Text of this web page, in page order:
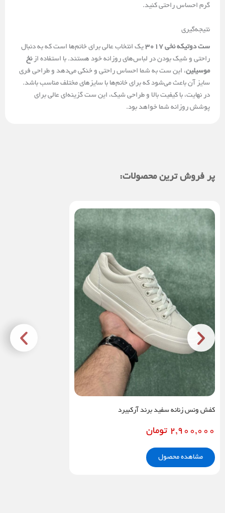
گرم احساس راحتی کنید.
نتیجه‌گیری
ست دوتیکه نخی 3017
یک انتخاب عالی برای خانم‌ها است که به دنبال
راحتی و شیک بودن در لباس‌های روزانه خود هستند. با استفاده ازنخ
موسیلین، این ست به شما احساس راحتی و خنکی می‌دهد و طراحی فری
سایز آن باعث می‌شود که برای خانم‌ها با سایزهای مختلف مناسب باشد.
در نهایت، با کیفیت بالا و طراحی شیک، این ست گزینه‌ای عالی برای
پوشش روزانه شما خواهد بود.
پر فروش ترین محصولات:
کفش ونس زنانه سفید برند آرکبیرد
2,900,000 تومان
مشاهده محصول